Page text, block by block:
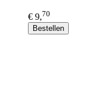
€ 9,70
Bestellen